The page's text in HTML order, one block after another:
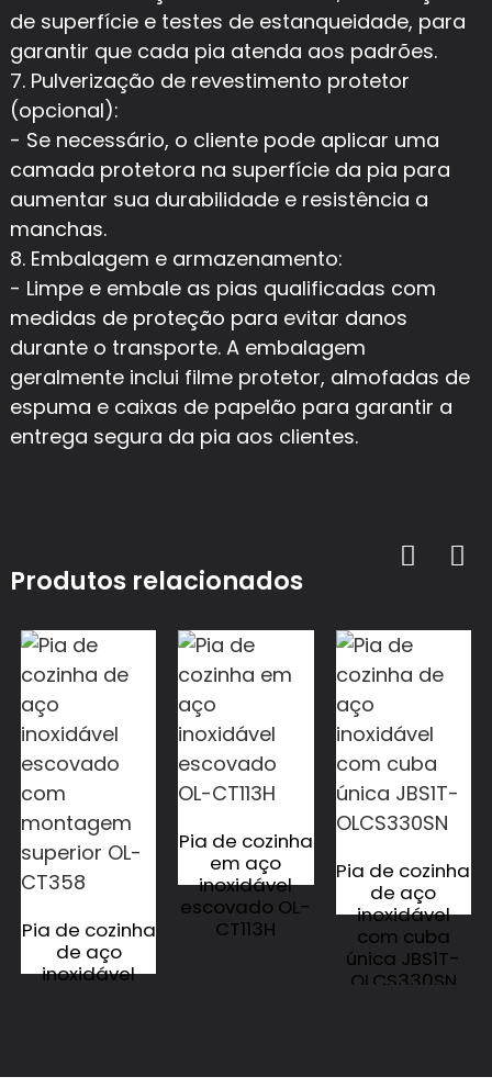
de superfície e testes de estanqueidade, para
garantir que cada pia atenda aos padrões.
7. Pulverização de revestimento protetor
(opcional):
- Se necessário, o cliente pode aplicar uma
camada protetora na superfície da pia para
aumentar sua durabilidade e resistência a
manchas.
8. Embalagem e armazenamento:
- Limpe e embale as pias qualificadas com
medidas de proteção para evitar danos
durante o transporte. A embalagem
geralmente inclui filme protetor, almofadas de
espuma e caixas de papelão para garantir a
entrega segura da pia aos clientes.
Produtos relacionados
Pia de cozinha
de aço
inoxidável
Pia de cozinha
em aço
inoxidável
escovado OL-
CT113H
Pia de cozinha
de aço
inoxidável
com cuba
única JBS1T-
OLCS330SN